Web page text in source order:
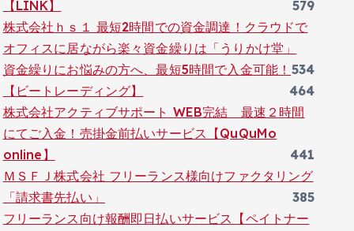
【LINK】
579
株式会社ｈｓ１ 最短2時間での資金調達！クラウドで
オフィスに居ながら楽々資金繰りは「うりかけ堂」
534
資金繰りにお悩みの方へ、最短5時間で入金可能！
【ビートレーディング】
464
株式会社アクティブサポート WEB完結 最速２時間
にてご入金！売掛金前払いサービス【QuQuMo
online】
441
ＭＳＦＪ株式会社 フリーランス様向けファクタリング
「請求書先払い」
385
フリーランス向け報酬即日払いサービス【ペイトナー